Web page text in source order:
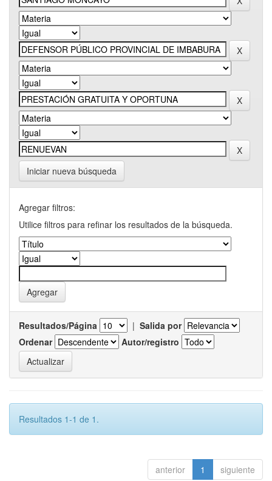
Iniciar nueva búsqueda
Agregar filtros:
Utilice filtros para refinar los resultados de la búsqueda.
Resultados/Página | Salida por
Ordenar
Autor/registro
Resultados 1-1 de 1.
anterior 1 siguiente